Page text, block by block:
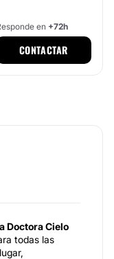
en +72h
CONTACTAR
Doctora Cielo
todas las